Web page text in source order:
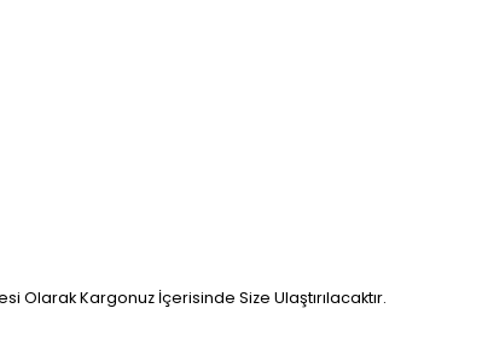
Olarak Kargonuz İçerisinde Size Ulaştırılacaktır.